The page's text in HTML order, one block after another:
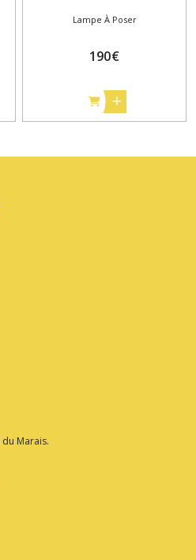
Lampe À Poser
190€
Marais.